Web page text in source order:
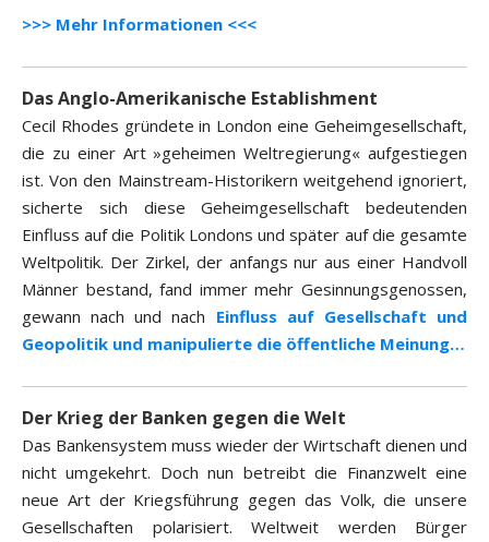
>>> Mehr Informationen <<<
Das Anglo-Amerikanische Establishment
Cecil Rhodes gründete in London eine Geheimgesellschaft,
die zu einer Art »geheimen Weltregierung« aufgestiegen
ist. Von den Mainstream-Historikern weitgehend ignoriert,
sicherte sich diese Geheimgesellschaft bedeutenden
Einfluss auf die Politik Londons und später auf die gesamte
Weltpolitik. Der Zirkel, der anfangs nur aus einer Handvoll
Männer bestand, fand immer mehr Gesinnungsgenossen,
gewann nach und nach Einfluss auf Gesellschaft und
Geopolitik und manipulierte die öffentliche Meinung…
Der Krieg der Banken gegen die Welt
Das Bankensystem muss wieder der Wirtschaft dienen und
nicht umgekehrt. Doch nun betreibt die Finanzwelt eine
neue Art der Kriegsführung gegen das Volk, die unsere
Gesellschaften polarisiert. Weltweit werden Bürger